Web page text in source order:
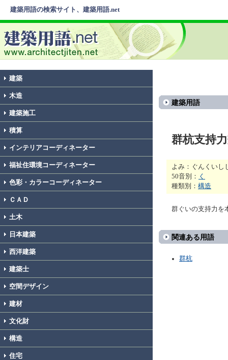
建築用語の検索サイト、建築用語.net
建築
木造
建築施工
積算
インテリアコーディネーター
福祉住環境コーディネーター
色彩・カラーコーディネーター
ＣＡＤ
土木
日本建築
西洋建築
建築士
空間デザイン
建材
文化財
構造
住宅
建築用語
群杭支持
よみ：ぐんくいし
50音別： く
種類別： 構造
群ぐいの支持力を
関連ある用語
群杭